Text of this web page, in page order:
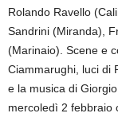
Rolando Ravello
Sandrini (Miranda),
(Marinaio). Scene e
Ciammarughi, luci di
e la musica di
mercoledì 2 febbraio